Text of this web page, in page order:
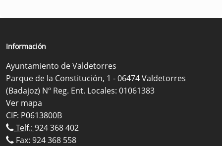
Información
Ayuntamiento de Valdetorres
Parque de la Constitución, 1 - 06474 Valdetorres
(Badajoz) Nº Reg. Ent. Locales: 01061383
Ver mapa
CIF: P0613800B
Telf.: 924 368 402
Fax: 924 368 558